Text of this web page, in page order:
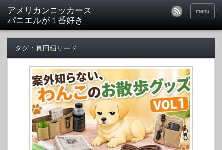
アメリカンコッカース
パニエルが１番好き
menu
タグ：真田紐リード